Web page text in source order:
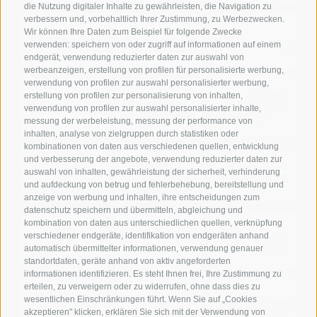
die Nutzung digitaler Inhalte zu gewährleisten, die Navigation zu
verbessern und, vorbehaltlich Ihrer Zustimmung, zu Werbezwecken.
Wir können Ihre Daten zum Beispiel für folgende Zwecke
verwenden: speichern von oder zugriff auf informationen auf einem
endgerät, verwendung reduzierter daten zur auswahl von
werbeanzeigen, erstellung von profilen für personalisierte werbung,
verwendung von profilen zur auswahl personalisierter werbung,
erstellung von profilen zur personalisierung von inhalten,
verwendung von profilen zur auswahl personalisierter inhalte,
messung der werbeleistung, messung der performance von
inhalten, analyse von zielgruppen durch statistiken oder
kombinationen von daten aus verschiedenen quellen, entwicklung
und verbesserung der angebote, verwendung reduzierter daten zur
auswahl von inhalten, gewährleistung der sicherheit, verhinderung
und aufdeckung von betrug und fehlerbehebung, bereitstellung und
anzeige von werbung und inhalten, ihre entscheidungen zum
datenschutz speichern und übermitteln, abgleichung und
kombination von daten aus unterschiedlichen quellen, verknüpfung
verschiedener endgeräte, identifikation von endgeräten anhand
automatisch übermittelter informationen, verwendung genauer
standortdaten, geräte anhand von aktiv angeforderten
informationen identifizieren. Es steht Ihnen frei, Ihre Zustimmung zu
erteilen, zu verweigern oder zu widerrufen, ohne dass dies zu
wesentlichen Einschränkungen führt. Wenn Sie auf „Cookies
akzeptieren" klicken, erklären Sie sich mit der Verwendung von